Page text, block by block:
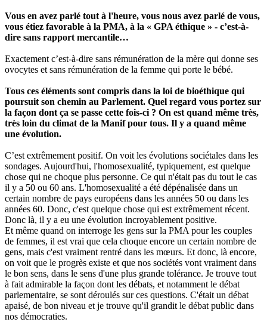
Vous en avez parlé tout à l'heure, vous nous avez parlé de vous,
vous étiez favorable à la PMA, à la « GPA éthique » - c’est-à-
dire sans rapport mercantile…
Exactement c’est-à-dire sans rémunération de la mère qui donne ses
ovocytes et sans rémunération de la femme qui porte le bébé.
Tous ces éléments sont compris dans la loi de bioéthique qui
poursuit son chemin au Parlement. Quel regard vous portez sur
la façon dont ça se passe cette fois-ci ? On est quand même très,
très loin du climat de la Manif pour tous. Il y a quand même
une évolution.
C’est extrêmement positif. On voit les évolutions sociétales dans les
sondages. Aujourd'hui, l'homosexualité, typiquement, est quelque
chose qui ne choque plus personne. Ce qui n'était pas du tout le cas
il y a 50 ou 60 ans. L'homosexualité a été dépénalisée dans un
certain nombre de pays européens dans les années 50 ou dans les
années 60. Donc, c'est quelque chose qui est extrêmement récent.
Donc là, il y a eu une évolution incroyablement positive.
Et même quand on interroge les gens sur la PMA pour les couples
de femmes, il est vrai que cela choque encore un certain nombre de
gens, mais c'est vraiment rentré dans les mœurs. Et donc, là encore,
on voit que le progrès existe et que nos sociétés vont vraiment dans
le bon sens, dans le sens d'une plus grande tolérance. Je trouve tout
à fait admirable la façon dont les débats, et notamment le débat
parlementaire, se sont déroulés sur ces questions. C'était un débat
apaisé, de bon niveau et je trouve qu'il grandit le débat public dans
nos démocraties.